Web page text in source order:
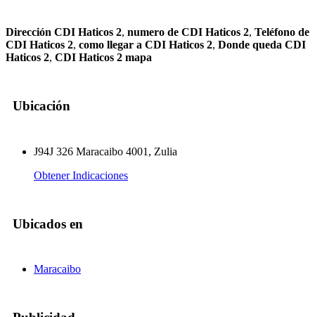
Dirección CDI Haticos 2, numero de CDI Haticos 2, Teléfono de
CDI Haticos 2, como llegar a CDI Haticos 2, Donde queda CDI
Haticos 2, CDI Haticos 2 mapa
Ubicación
J94J 326 Maracaibo 4001, Zulia
Obtener Indicaciones
Ubicados en
Maracaibo